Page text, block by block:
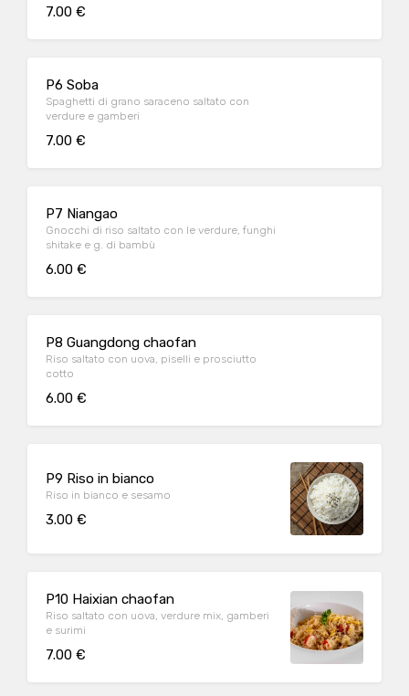
7.00 €
P6 Soba
Spaghetti di grano saraceno saltato con
verdure e gamberi
7.00 €
P7 Niangao
Gnocchi di riso saltato con le verdure, funghi
shitake e g. di bambù
6.00 €
P8 Guangdong chaofan
Riso saltato con uova, piselli e prosciutto
cotto
6.00 €
P9 Riso in bianco
Riso in bianco e sesamo
3.00 €
P10 Haixian chaofan
Riso saltato con uova, verdure mix, gamberi
e surimi
7.00 €